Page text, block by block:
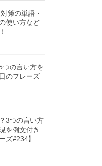
策の単語・
使い方など
つの言い方を
のフレーズ
3つの言い方
を例文付き
ズ#234】